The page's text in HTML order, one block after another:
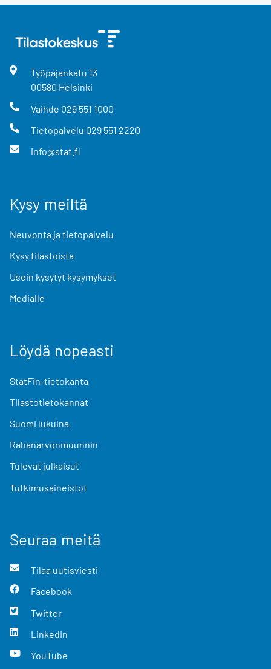
Työpajankatu 13
00580 Helsinki
Vaihde 029 551 1000
Tietopalvelu 029 551 2220
info@stat.fi
Kysy meiltä
Neuvonta ja tietopalvelu
Kysy tilastoista
Usein kysytyt kysymykset
Medialle
Löydä nopeasti
StatFin-tietokanta
Tilastotietokannat
Suomi lukuina
Rahanarvonmuunnin
Tulevat julkaisut
Tutkimusaineistot
Seuraa meitä
Tilaa uutisviesti
Facebook
Twitter
LinkedIn
YouTube